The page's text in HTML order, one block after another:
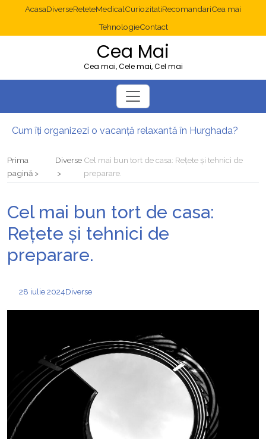
AcasaDiverseReteteMedicalCuriozitatiRecomandariCea mai
TehnologieContact
Cea Mai
Cea mai, Cele mai, Cel mai
Cum îți organizezi o vacanță relaxantă în Hurghada?
Multisite WordPress și Mastodon: cum gestionezi mai multe site-uri
Prima
pagină
Diverse Cel mai bun tort de casa: Rețete și tehnici de
preparare.
Cel mai bun tort de casa:
Rețete și tehnici de
preparare.
28 iulie 2024Diverse